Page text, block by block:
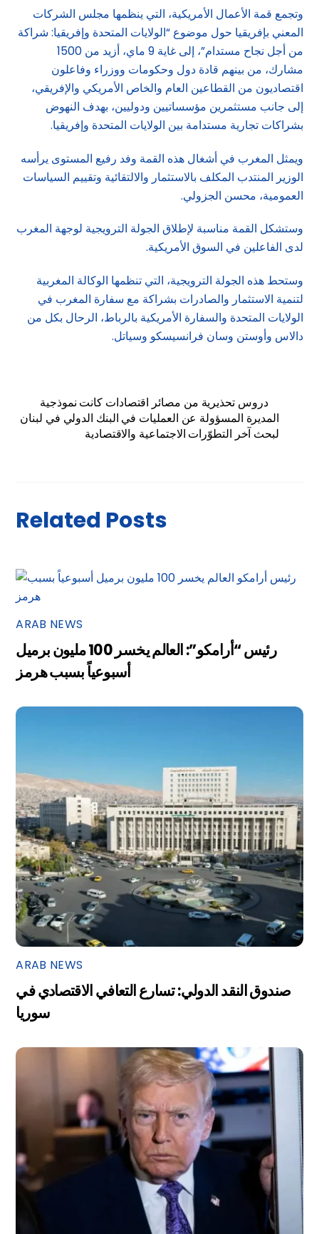
وتجمع قمة الأعمال الأمريكية، التي ينظمها مجلس الشركات
المعني بإفريقيا حول موضوع “الولايات المتحدة وإفريقيا: شراكة
من أجل نجاح مستدام”، إلى غاية 9 ماي، أزيد من 1500
مشارك، من بينهم قادة دول وحكومات ووزراء وفاعلون
اقتصاديون من القطاعين العام والخاص الأمريكي والإفريقي،
إلى جانب مستثمرين مؤسساتيين ودوليين، بهدف النهوض
بشراكات تجارية مستدامة بين الولايات المتحدة وإفريقيا.
ويمثل المغرب في أشغال هذه القمة وفد رفيع المستوى يرأسه
الوزير المنتدب المكلف بالاستثمار والالتقائية وتقييم السياسات
العمومية، محسن الجزولي.
وستشكل القمة مناسبة لإطلاق الجولة الترويجية لوجهة المغرب
لدى الفاعلين في السوق الأمريكية.
وستحط هذه الجولة الترويجية، التي تنظمها الوكالة المغربية
لتنمية الاستثمار والصادرات بشراكة مع سفارة المغرب في
الولايات المتحدة والسفارة الأمريكية بالرباط، الرحال بكل من
دالاس وأوستن وسان فرانسيسكو وسياتل.
دروس تحذيرية من مصائر اقتصادات كانت نموذجية
المديرة المسؤولة عن العمليات في البنك الدولي في لبنان
لبحث آخر التطوّرات الاجتماعية والاقتصادية
Related Posts
ARAB NEWS
رئيس “أرامكو”: العالم يخسر 100 مليون برميل
أسبوعياً بسبب هرمز
ARAB NEWS
صندوق النقد الدولي: تسارع التعافي الاقتصادي في
سوريا